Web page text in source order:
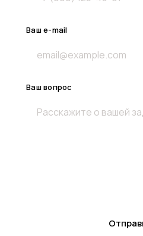
Ваш e-mail
Ваш вопрос